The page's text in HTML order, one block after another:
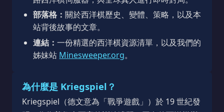
部落格：關於西洋棋歷史、變體、策略，以及本
站背後故事的文章。
連結：一份精選的西洋棋資源清單，以及我們的
姊妹站 Minesweeper.org。
為什麼是 Kriegspiel？
Kriegspiel（德文意為「戰爭遊戲」）於 19 世紀發